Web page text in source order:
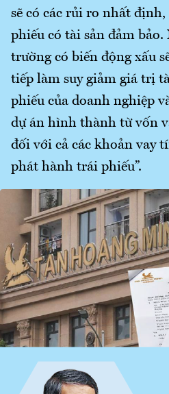
sẽ có các rủi ro nhất
phiếu có tài sản đảm
trường có biến động xấu
tiếp làm suy giảm giá trị
phiếu của doanh nghiệp
dự án hình thành từ vốn
đối với cả các khoản vay
phát hành trái phiếu”.